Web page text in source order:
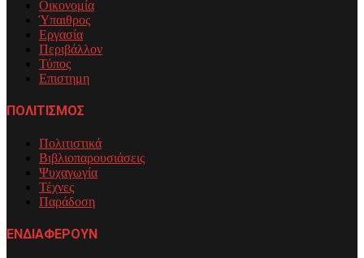
Οικονομία
Ύπαιθρος
Εργασία
Περιβάλλον
Τύπος
Επιστημη
ΠΟΛΙΤΙΣΜΟΣ
Πολιτιστικά
Βιβλιοπαρουσιάσεις
Ψυχαγωγία
Τέχνες
Παράδοση
ΕΝΔΙΑΦΕΡΟΥΝ